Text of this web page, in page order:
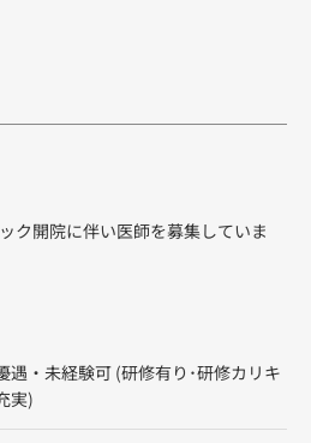
ク開院に伴い医師を募集していま
遇・未経験可 (研修有り･研修カリキ
実)